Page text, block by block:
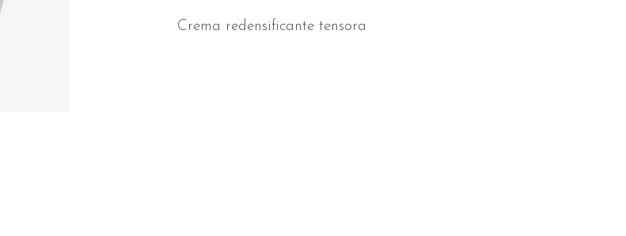
Crema redensificante tensora